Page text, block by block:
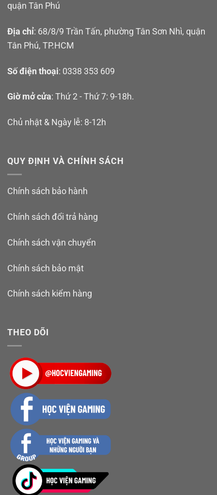
quận Tân Phú
Địa chỉ: 68/8/9 Trần Tấn, phường Tân Sơn Nhì, quận
Tân Phú, TP.HCM
Số điện thoại: 0338 353 609
Giờ mở cửa: Thứ 2 - Thứ 7: 9-18h.
Chủ nhật & Ngày lễ: 8-12h
QUY ĐỊNH VÀ CHÍNH SÁCH
Chính sách bảo hành
Chính sách đổi trả hàng
Chính sách vận chuyển
Chính sách bảo mật
Chính sách kiểm hàng
THEO DÕI